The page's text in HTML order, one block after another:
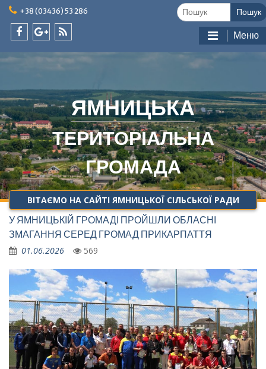
Skip
content
+38 (03436) 53 286
plus
ЯМНИЦЬКА
ТЕРИТОРІАЛЬНА
ГРОМАДА
Меню
ВІТАЄМО НА САЙТІ ЯМНИЦЬКОЇ СІЛЬСЬКОЇ РАДИ
У ЯМНИЦЬКІЙ ГРОМАДІ ПРОЙШЛИ ОБЛАСНІ
ЗМАГАННЯ СЕРЕД ГРОМАД ПРИКАРПАТТЯ
01.06.2026 569
Шукати: